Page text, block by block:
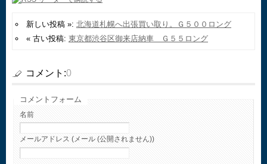
新しい投稿 »: 北海道札幌へ出張買い取り。Ｇ５００ロング
« 古い投稿: 東京都渋谷区御来店納車 Ｇ５５ロング
コメント:0
コメントフォーム
名前
メールアドレス (メール (公開されません))